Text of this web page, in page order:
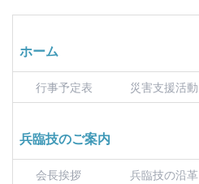
ホーム
行事予定表 災害支援活動
兵臨技のご案内
会長挨拶 兵臨技の沿革